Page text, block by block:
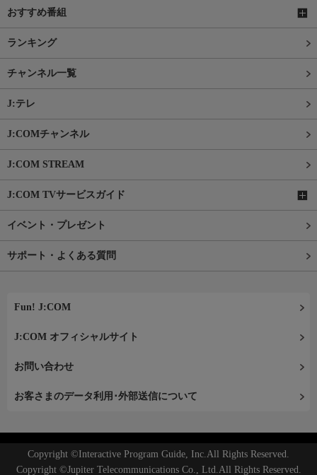
おすすめ番組
ランキング
チャンネル一覧
J:テレ
J:COMチャンネル
J:COM STREAM
J:COM TVサービスガイド
イベント・プレゼント
サポート・よくある質問
Fun! J:COM
J:COM オフィシャルサイト
お問い合わせ
お客さまのデータ利用･外部送信について
Copyright ©Interactive Program Guide, Inc.All Rights Reserved.
Copyright ©Jupiter Telecommunications Co., Ltd.All Rights Reserved.